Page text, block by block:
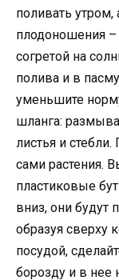
поливать
плодоношения –
согретой на
полива и в
уменьшите
шланга:
листья и
сами растения.
пластиковые
вниз, они будут
образуя сверху
посудой,
борозду и в нее